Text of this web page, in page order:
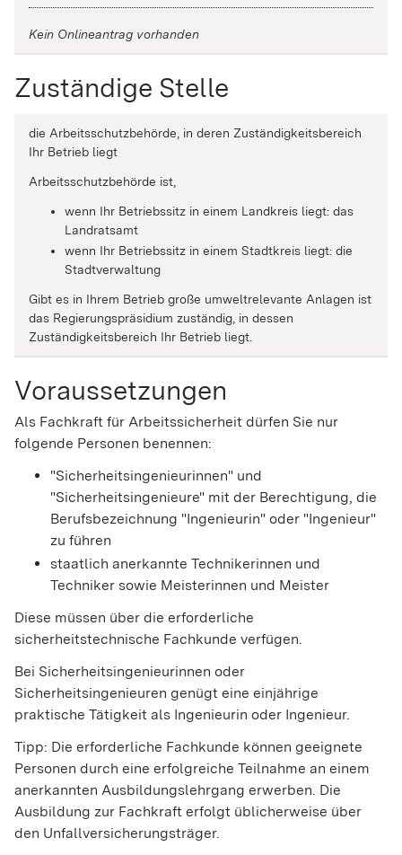
Kein Onlineantrag vorhanden
Zuständige Stelle
die Arbeitsschutzbehörde, in deren Zuständigkeitsbereich
Ihr Betrieb liegt
Arbeitsschutzbehörde ist,
wenn Ihr Betriebssitz in einem Landkreis liegt: das
Landratsamt
wenn Ihr Betriebssitz in einem Stadtkreis liegt: die
Stadtverwaltung
Gibt es in Ihrem Betrieb große umweltrelevante Anlagen ist
das Regierungspräsidium zuständig, in dessen
Zuständigkeitsbereich Ihr Betrieb liegt.
Voraussetzungen
Als Fachkraft für Arbeitssicherheit dürfen Sie nur
folgende Personen benennen:
"Sicherheitsingenieurinnen" und
"Sicherheitsingenieure" mit der Berechtigung, die
Berufsbezeichnung "Ingenieurin" oder "Ingenieur"
zu führen
staatlich anerkannte Technikerinnen und
Techniker sowie Meisterinnen und Meister
Diese müssen über die erforderliche
sicherheitstechnische Fachkunde verfügen.
Bei Sicherheitsingenieurinnen oder
Sicherheitsingenieuren genügt eine einjährige
praktische Tätigkeit als Ingenieurin oder Ingenieur.
Tipp: Die erforderliche Fachkunde können geeignete
Personen durch eine erfolgreiche Teilnahme an einem
anerkannten Ausbildungslehrgang erwerben. Die
Ausbildung zur Fachkraft erfolgt üblicherweise über
den Unfallversicherungsträger.